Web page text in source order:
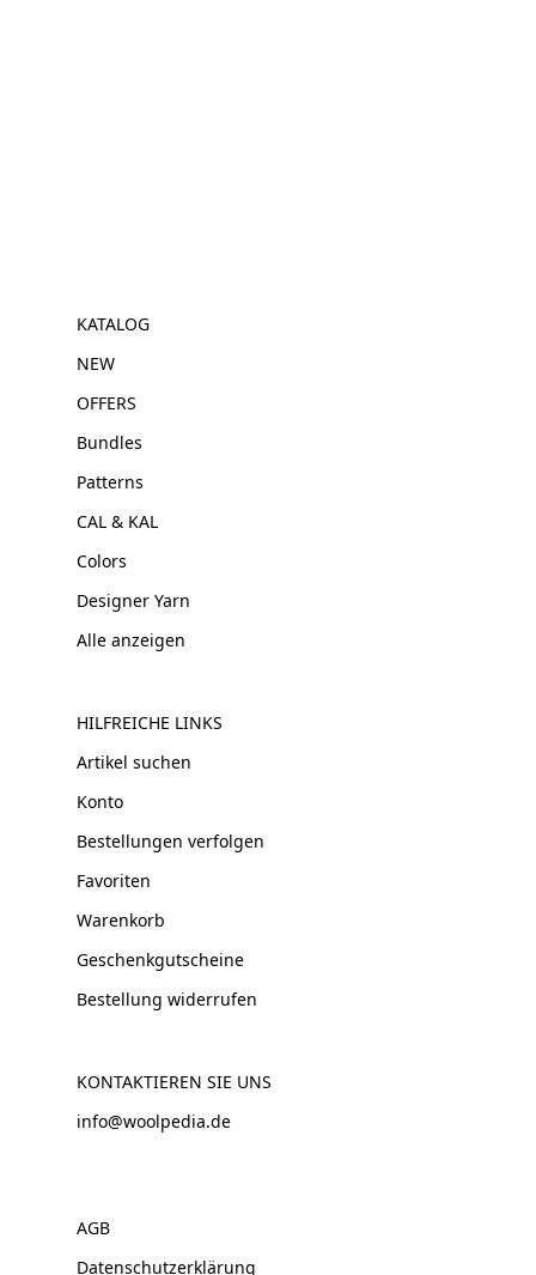
KATALOG
NEW
OFFERS
Bundles
Patterns
CAL & KAL
Colors
Designer Yarn
Alle anzeigen
HILFREICHE LINKS
Artikel suchen
Konto
Bestellungen verfolgen
Favoriten
Warenkorb
Geschenkgutscheine
Bestellung widerrufen
KONTAKTIEREN SIE UNS
info@woolpedia.de
AGB
Datenschutzerklärung